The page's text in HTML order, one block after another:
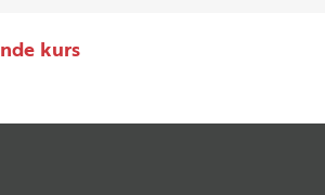
kurs